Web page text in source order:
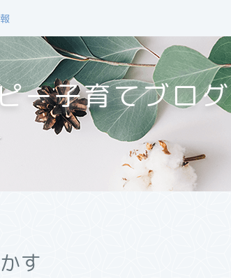
ー子育てブログ
す